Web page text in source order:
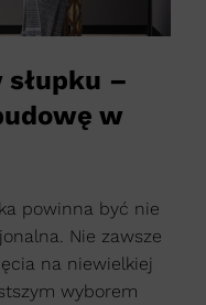
–
w
powinna być nie
Nie zawsze
na niewielkiej
wyborem